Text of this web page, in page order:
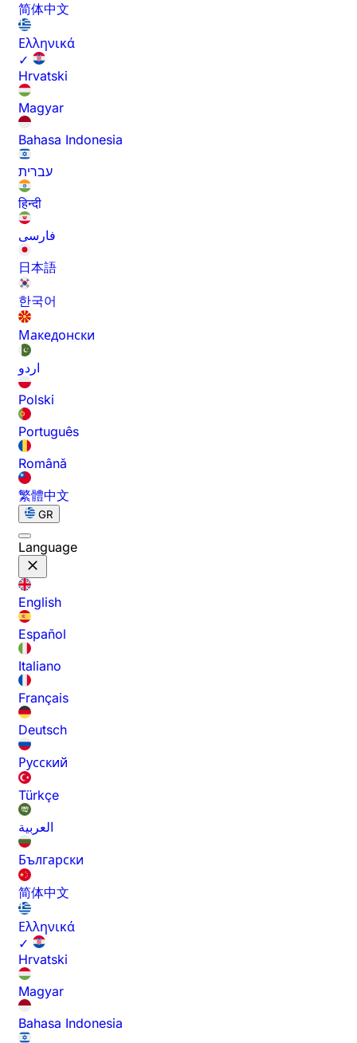
简体中文
Ελληνικά
✓
Hrvatski
Magyar
Bahasa Indonesia
עברית
हिन्दी
فارسی
日本語
한국어
Македонски
اردو
Polski
Português
Română
繁體中文
GR
Language
English
Español
Italiano
Français
Deutsch
Русский
Türkçe
العربية
Български
简体中文
Ελληνικά
✓
Hrvatski
Magyar
Bahasa Indonesia